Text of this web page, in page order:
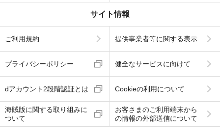
サイト情報
ご利用規約 提供事業者等に関する表示
プライバシーポリシー 健全なサービスに向けて
dアカウント2段階認証とは Cookieの利用について
海賊版に関する取り組みに
ついて
お客さまのご利用端末から
の情報の外部送信について